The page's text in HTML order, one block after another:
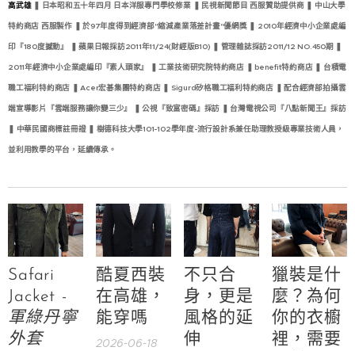
高武雄❚ 日本昭和五十年四月 日本洋服專門學校修業 ❚ 民視新聞節目 西服贊助提供商 ❚ 中山大學
特約商店 西服製作 ❚ 於97年度得到經濟部"縮減產業落差計畫"優網獎 ❚ 2010年經濟中小企業處編
印『180度撼動』 ❚ 蘋果日報採訪2011年11/24(財經版B10) ❚ 管理雜誌採訪2011/12 NO.450期 ❚
2011年經濟中小企業處編印『素人頭家』 ❚ 工業技術研究院特約商店 ❚ benefit特約商店 ❚ 台積電
職工福利特約商店 ❚ Acer宏碁集團特約商店 ❚ Sigurd矽格職工福利特約商店 ❚ 配合經濟部拍攝雲
端宣導影片『雲端服務讓你變三少』 ❚ 公視『致富密碼』採訪 ❚ 台灣電視公司『八點新聞王』採訪
❚ 中華民國商標註冊證 ❚ 樹德科技大學101-102學年度-流行設計系兼任助理教授級專業技術人員，
並利用教學的平台，延續傳承。
Safari
Jacket -
軍綠丹寧
外套
酷夏西裝
在高雄，
能穿嗎
2026-06-18
不只合
身，更是
風格的延
伸
獵裝是什
麼？為何
你的衣櫥
裡，需要